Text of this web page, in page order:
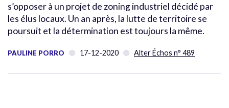
s’opposer à un projet de zoning industriel décidé par
les élus locaux. Un an après, la lutte de territoire se
poursuit et la détermination est toujours la même.
PAULINE PORRO 17-12-2020 Alter Échos n° 489